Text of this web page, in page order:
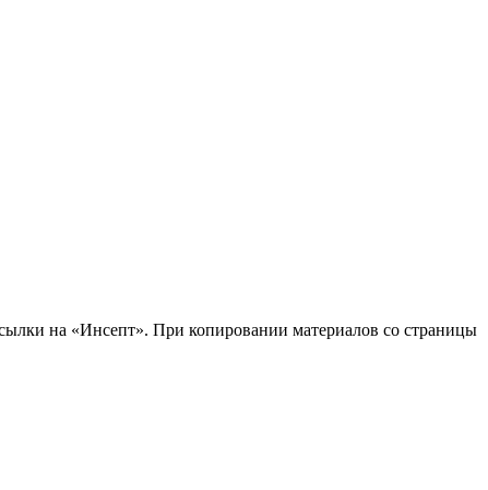
на «Инсепт». При копировании материалов со страницы